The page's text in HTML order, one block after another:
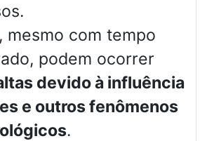
mesmo com tempo
podem ocorrer
devido à influência
e outros fenômenos
.